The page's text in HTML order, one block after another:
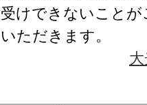
けできないこと
ただきます。